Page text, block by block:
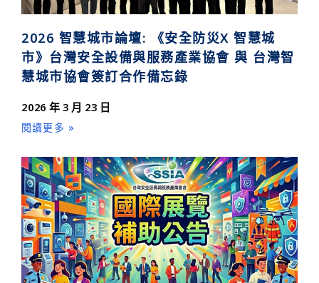
2026 智慧城市論壇: 《安全防災X 智慧城
市》台灣安全設備與服務產業協會 與 台灣智
慧城市協會簽訂合作備忘錄
2026 年 3 月 23 日
閱讀更多 »